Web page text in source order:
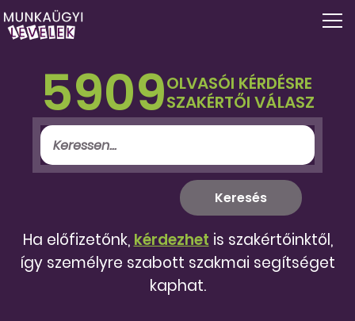
5909OLVASÓI KÉRDÉSRE
SZAKÉRTŐI VÁLASZ
Ha előfizetőnk, kérdezhet is szakértőinktől,
így személyre szabott szakmai segítséget
kaphat.